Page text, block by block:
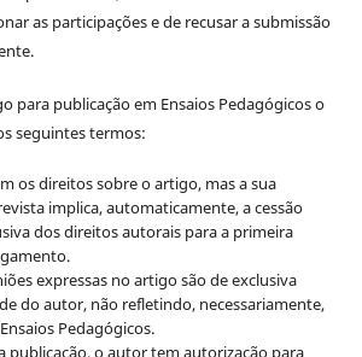
as participações e de recusar a submissão
para publicação em Ensaios Pedagógicos o
seguintes termos:
os direitos sobre o artigo, mas a sua
implica, automaticamente, a cessão
dos direitos autorais para a primeira
expressas no artigo são de exclusiva
do autor, não refletindo, necessariamente,
Pedagógicos.
publicação, o autor tem autorização para